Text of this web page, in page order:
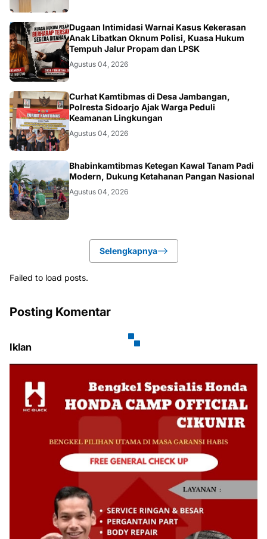
HUKUM
Dugaan Intimidasi Warnai Kasus Kekerasan
Anak Libatkan Oknum Polisi, Kuasa Hukum
Tempuh Jalur Propam dan LPSK
Agustus 04, 2026
POLRI.SOSIAL
Curhat Kamtibmas di Desa Jambangan,
Polresta Sidoarjo Ajak Warga Peduli
Keamanan Lingkungan
Agustus 04, 2026
POLRI.SOSIAL
Bhabinkamtibmas Ketegan Kawal Tanam Padi
Modern, Dukung Ketahanan Pangan Nasional
Agustus 04, 2026
Selengkapnya
Failed to load posts.
Posting Komentar
Iklan